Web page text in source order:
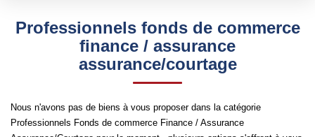
ESTIMATION
NOTRE AGENCE
Notre Équipe
Sélectionnez...
Type de bien
Plus de critères
Créer une alerte
Professionnels fonds de commerce
finance / assurance
assurance/courtage
Nous n'avons pas de biens à vous proposer dans la catégorie
Professionnels Fonds de commerce Finance / Assurance